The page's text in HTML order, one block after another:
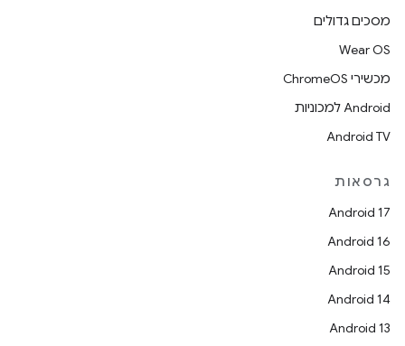
מסכים גדולים
Wear OS
מכשירי ChromeOS
Android למכוניות
Android TV
גרסאות
Android 17
Android 16
Android 15
Android 14
Android 13